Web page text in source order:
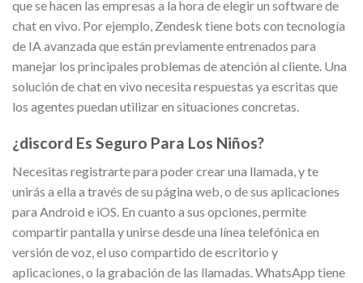
que se hacen las empresas a la hora de elegir un software de
chat en vivo. Por ejemplo, Zendesk tiene bots con tecnología
de IA avanzada que están previamente entrenados para
manejar los principales problemas de atención al cliente. Una
solución de chat en vivo necesita respuestas ya escritas que
los agentes puedan utilizar en situaciones concretas.
¿discord Es Seguro Para Los Niños?
Necesitas registrarte para poder crear una llamada, y te
unirás a ella a través de su página web, o de sus aplicaciones
para Android e iOS. En cuanto a sus opciones, permite
compartir pantalla y unirse desde una línea telefónica en
versión de voz, el uso compartido de escritorio y
aplicaciones, o la grabación de las llamadas. WhatsApp tiene